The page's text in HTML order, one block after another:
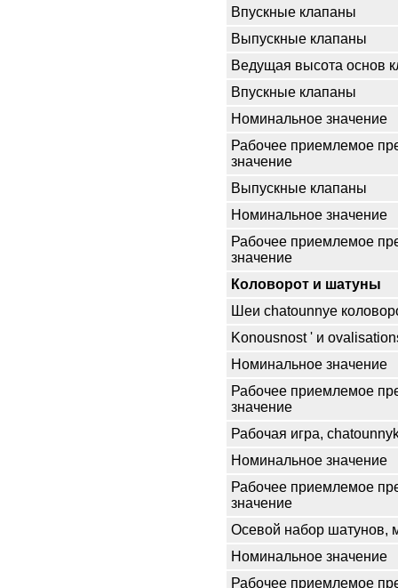
Впускные клапаны
Выпускные клапаны
Ведущая высота основ
Впускные клапаны
Номинальное значение
Рабочее приемлемое
значение
Выпускные клапаны
Номинальное значение
Рабочее приемлемое
значение
Коловорот и шатуны
Шеи chatounnye
Konousnost ' и
Номинальное значение
Рабочее приемлемое
значение
Рабочая игра,
Номинальное значение
Рабочее приемлемое
значение
Осевой набор шатунов,
Номинальное значение
Рабочее приемлемое